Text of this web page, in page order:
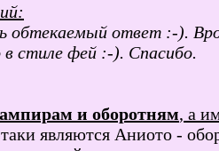
обтекаемый ответ :-).
стиле фей :-). Спасибо.
и оборотням, а
являются Аниото -